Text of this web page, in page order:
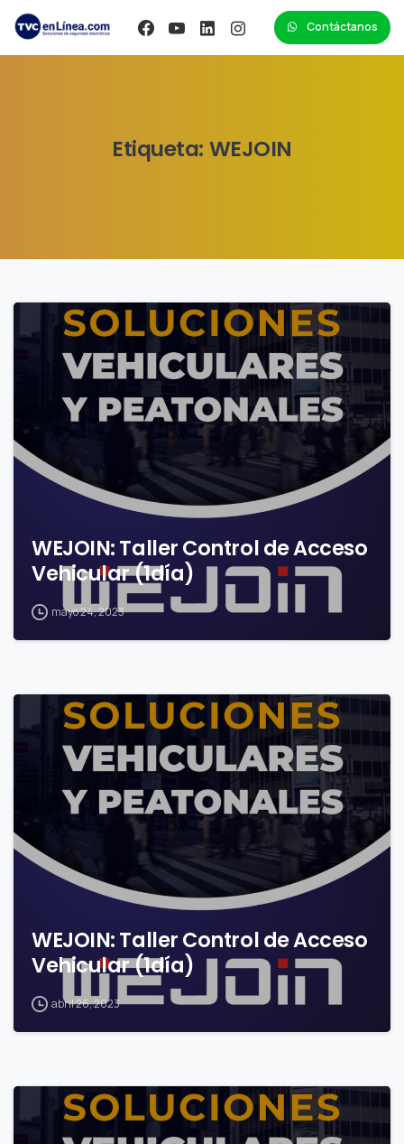
Contáctanos
Etiqueta: WEJOIN
WEJOIN: Taller Control de Acceso
Vehicular (1día)
mayo 24, 2023
WEJOIN: Taller Control de Acceso
Vehicular (1día)
abril 26, 2023